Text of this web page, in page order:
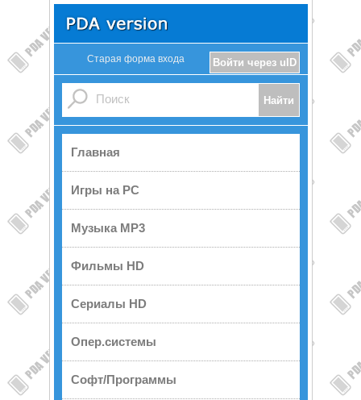
Войти через uID
Старая форма входа
Главная
Игры на PC
Музыка MP3
Фильмы HD
Сериалы HD
Опер.системы
Софт/Программы